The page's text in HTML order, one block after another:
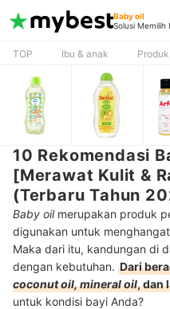
Baby oil
Solusi Memilih
TOP Ibu & anak
10 Rekomendasi
[Merawat Kulit &
(Terbaru Tahun
Baby oil merupakan produk
digunakan untuk
Maka dari itu, kandungan di
dengan kebutuhan. Dari
coconut oil, mineral oil, dan
untuk kondisi bayi Anda?